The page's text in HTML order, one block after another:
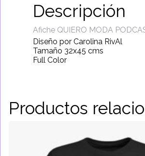
Descripción
Afiche QUIERO MODA
Diseño por Carolina RivAl
Tamaño 32x45 cms
Full Color
Productos